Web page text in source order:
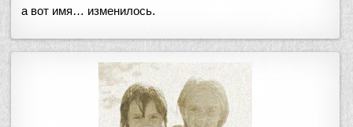
а вот имя… изменилось.